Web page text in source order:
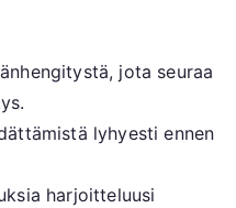
jota seuraa
lyhyesti ennen
harjoitteluusi